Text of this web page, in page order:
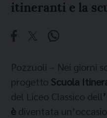
itineranti e la
Pozzuoli – Nei giorni
progetto Scuola
del Liceo Classico dell
è diventata